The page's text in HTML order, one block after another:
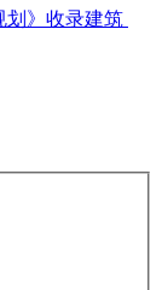
划》收录建筑